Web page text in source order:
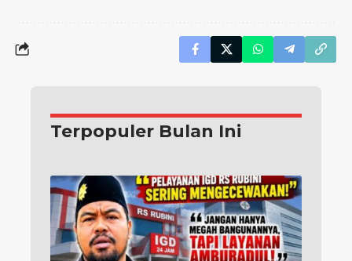
Terpopuler Bulan Ini